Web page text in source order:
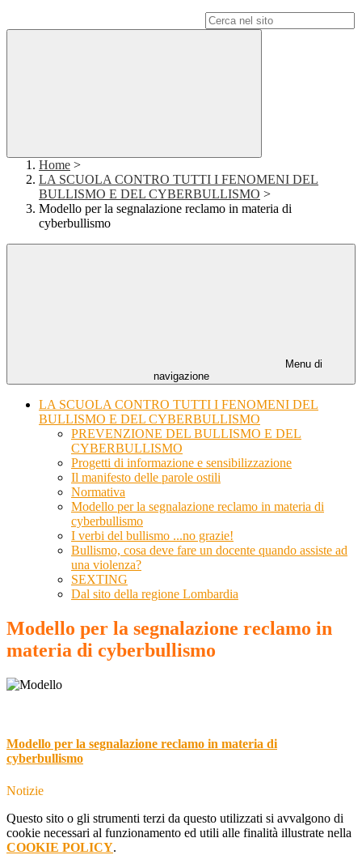
Home >
LA SCUOLA CONTRO TUTTI I FENOMENI DEL
BULLISMO E DEL CYBERBULLISMO >
Modello per la segnalazione reclamo in materia di
cyberbullismo
Menu di
navigazione
LA SCUOLA CONTRO TUTTI I FENOMENI DEL
BULLISMO E DEL CYBERBULLISMO
PREVENZIONE DEL BULLISMO E DEL
CYBERBULLISMO
Progetti di informazione e sensibilizzazione
Il manifesto delle parole ostili
Normativa
Modello per la segnalazione reclamo in materia di
cyberbullismo
I verbi del bullismo ...no grazie!
Bullismo, cosa deve fare un docente quando assiste ad
una violenza?
SEXTING
Dal sito della regione Lombardia
Modello per la segnalazione reclamo in
materia di cyberbullismo
Modello per la segnalazione reclamo in materia di
cyberbullismo
Notizie
Questo sito o gli strumenti terzi da questo utilizzati si avvalgono di
cookie necessari al funzionamento ed utili alle finalità illustrate nella
COOKIE POLICY.